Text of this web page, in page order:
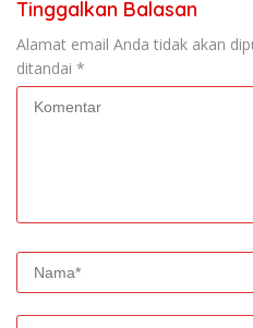
Tinggalkan Balasan
Alamat email Anda tidak akan
ditandai *